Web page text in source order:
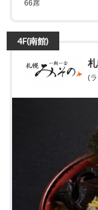
66席
4F(南館)
(